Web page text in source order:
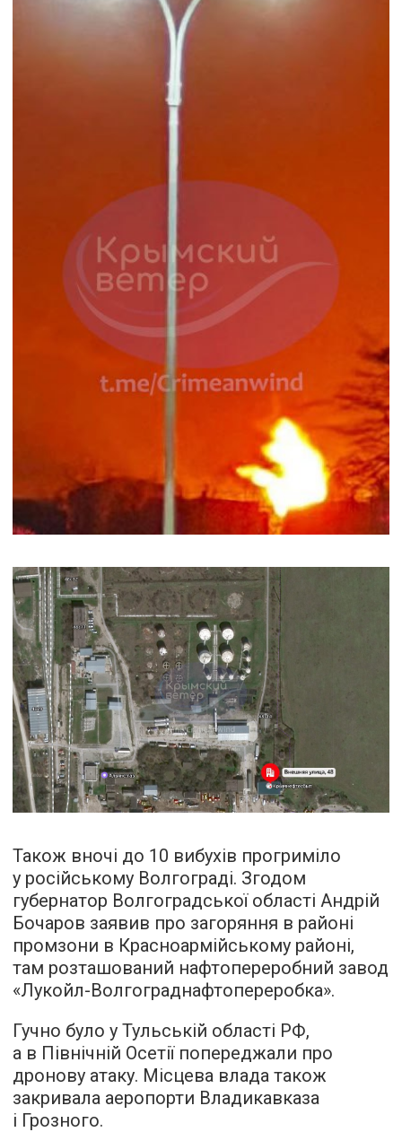
Також вночі до 10 вибухів прогриміло
у російському Волгограді. Згодом
губернатор Волгоградської області Андрій
Бочаров заявив про загоряння в районі
промзони в Красноармійському районі,
там розташований нафтопереробний завод
«Лукойл-Волгограднафтопереробка».
Гучно було у Тульській області РФ,
а в Північній Осетії попереджали про
дронову атаку. Місцева влада також
закривала аеропорти Владикавказа
і Грозного.